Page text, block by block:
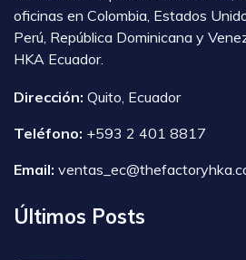
oficinas en Colombia, Estados
Perú, República Dominicana y
HKA Ecuador.
Dirección: Quito, Ecuador
Teléfono: +593 2 401 8817
Email:
Últimos Posts